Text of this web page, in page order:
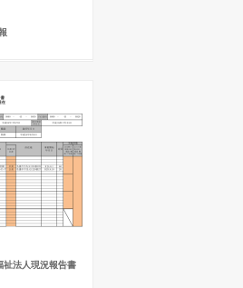
法人現況報告書